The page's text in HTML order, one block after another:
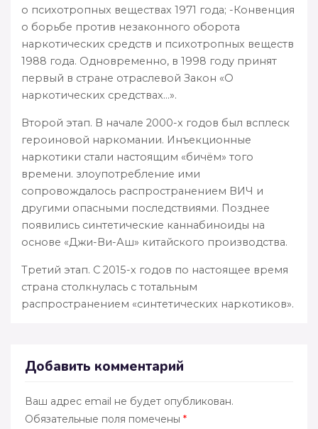
о психотропных веществах 1971 года; -Конвенция
о борьбе против незаконного оборота
наркотических средств и психотропных веществ
1988 года. Одновременно, в 1998 году принят
первый в стране отраслевой Закон «О
наркотических средствах…».
Второй этап. В начале 2000-х годов был всплеск
героиновой наркомании. Инъекционные
наркотики стали настоящим «бичём» того
времени. злоупотребление ими
сопровождалось распространением ВИЧ и
другими опасными последствиями. Позднее
появились синтетические каннабиноиды на
основе «Джи-Ви-Аш» китайского производства.
Третий этап. С 2015-х годов по настоящее время
страна столкнулась с тотальным
распространением «синтетических наркотиков».
Добавить комментарий
Ваш адрес email не будет опубликован.
Обязательные поля помечены *